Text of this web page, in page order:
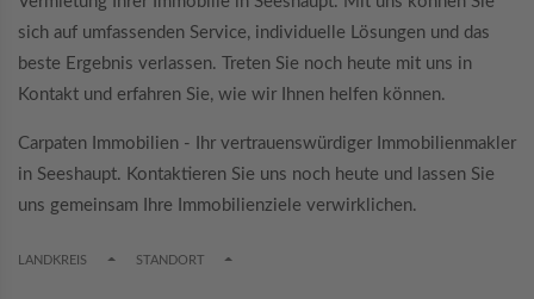
sich auf umfassenden Service, individuelle Lösungen und das
beste Ergebnis verlassen. Treten Sie noch heute mit uns in
Kontakt und erfahren Sie, wie wir Ihnen helfen können.
Carpaten Immobilien - Ihr vertrauenswürdiger Immobilienmakler
in Seeshaupt. Kontaktieren Sie uns noch heute und lassen Sie
uns gemeinsam Ihre Immobilienziele verwirklichen.
LANDKREIS TOGGLE DROPDOWN
STANDORT TOGGLE DROPDOWN